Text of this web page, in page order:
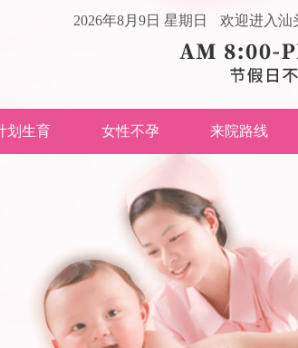
2026年8月9日 星期日 欢迎进入汕
划生育 女性不孕 来院路线